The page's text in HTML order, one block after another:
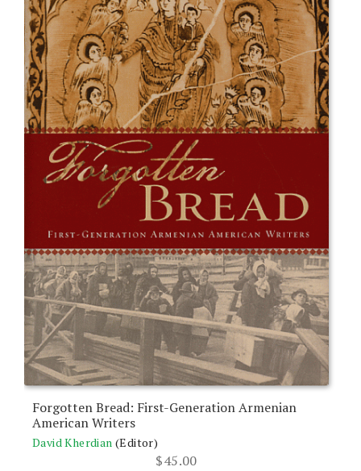
Forgotten Bread: First-Generation Armenian
American Writers
David Kherdian (Editor)
$45.00